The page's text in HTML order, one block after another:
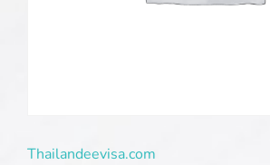
Thailandeevisa.com